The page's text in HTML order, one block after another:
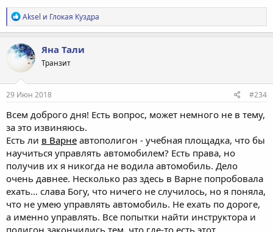
Р
е
а
к
ц
и
:
Aksel и Глокая Куздра
Яна Тали
Транзит
29 Июн 2018 #234
Всем доброго дня! Есть вопрос, может немного не в тему,
за это извиняюсь.
Есть ли в Варне автополигон - учебная площадка, что бы
научиться управлять автомобилем? Есть права, но
получив их я никогда не водила автомобиль. Дело
очень давнее. Несколько раз здесь в Варне попробовала
ехать... слава Богу, что ничего не случилось, но я поняла,
что не умею управлять автомобиль. Не ехать по дороге,
а именно управлять. Все попытки найти инструктора и
полигон закончились тем, что где-то есть этот